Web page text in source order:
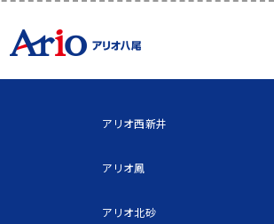
アリオ西新井
アリオ鳳
アリオ北砂